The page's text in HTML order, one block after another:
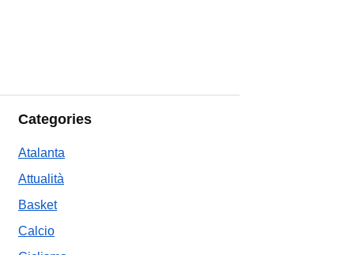
Categories
Atalanta
Attualità
Basket
Calcio